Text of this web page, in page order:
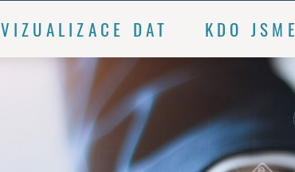
VIZUALIZACE DAT KDO JSME